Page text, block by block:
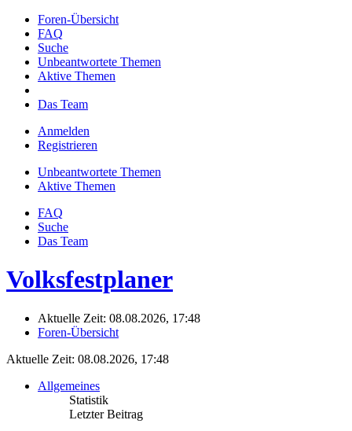
Foren-Übersicht
FAQ
Suche
Unbeantwortete Themen
Aktive Themen
Das Team
Anmelden
Registrieren
Unbeantwortete Themen
Aktive Themen
FAQ
Suche
Das Team
Volksfestplaner
Aktuelle Zeit: 08.08.2026, 17:48
Foren-Übersicht
Aktuelle Zeit: 08.08.2026, 17:48
Allgemeines
Statistik
Letzter Beitrag